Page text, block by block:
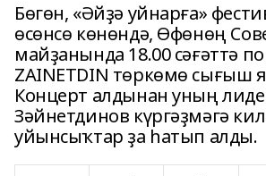
Бөгөн, «Әйҙә уйнарға»
өсөнсө көнөндә, Өфөнөң
майҙанында 18.00 сәғәттә
ZAINETDIN төркөмө сығыш
Концерт алдынан уның
Зәйнетдинов күргәҙмәгә
уйынсыҡтар ҙа һатып алды.